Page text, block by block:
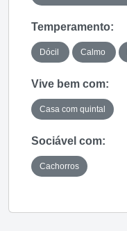
Temperamento:
Dócil Calmo
Vive bem com:
Casa com quintal
Sociável com:
Cachorros